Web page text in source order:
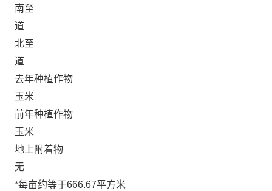
南至
道
北至
道
去年种植作物
玉米
前年种植作物
玉米
地上附着物
无
*每亩约等于666.67平方米